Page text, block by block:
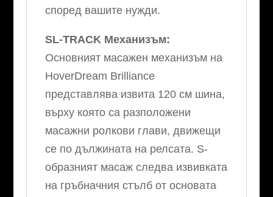
според вашите нужди.
SL-TRACK Механизъм:
Основният масажен механизъм на
HoverDream Brilliance
представлява извита 120 см шина,
върху която са разположени
масажни ролкови глави, движещи
се по дължината на релсата. S-
образният масаж следва извивката
на гръбначния стълб от основата